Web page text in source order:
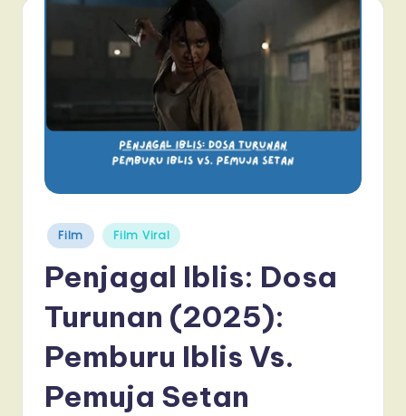
Posted
in
Film Film Viral
Penjagal Iblis: Dosa
Turunan (2025):
Pemburu Iblis Vs.
Pemuja Setan